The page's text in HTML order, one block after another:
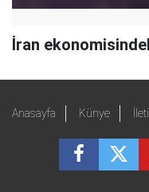
İran
Anasayfa Künye